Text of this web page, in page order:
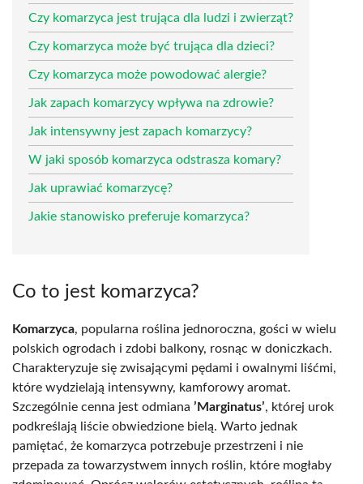
Czy komarzyca jest trująca dla ludzi i zwierząt?
Czy komarzyca może być trująca dla dzieci?
Czy komarzyca może powodować alergie?
Jak zapach komarzycy wpływa na zdrowie?
Jak intensywny jest zapach komarzycy?
W jaki sposób komarzyca odstrasza komary?
Jak uprawiać komarzycę?
Jakie stanowisko preferuje komarzyca?
Co to jest komarzyca?
Komarzyca, popularna roślina jednoroczna, gości w wielu
polskich ogrodach i zdobi balkony, rosnąc w doniczkach.
Charakteryzuje się zwisającymi pędami i owalnymi liśćmi,
które wydzielają intensywny, kamforowy aromat.
Szczególnie cenna jest odmiana ’Marginatus’, której urok
podkreślają liście obwiedzione bielą. Warto jednak
pamiętać, że komarzyca potrzebuje przestrzeni i nie
przepada za towarzystwem innych roślin, które mogłaby